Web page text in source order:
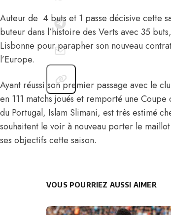
Auteur de 4 buts et 1 passe décisive cette
buteur dans l’histoire des Verts avec 35
Lisbonne pour parapher son nouveau
l’Europe.
Ayant réussi son premier passage avec le
en 111 matchs joués et remporté une
du Portugal, Islam Slimani, est très estimé
souhaitent le voir à nouveau porter le
ses objectifs cette saison.
VOUS POURRIEZ AUSSI AIMER